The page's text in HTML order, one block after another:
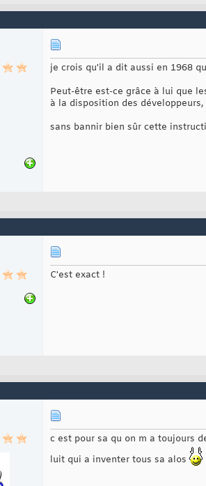
je crois qu'il a dit aussi en 1968
Peut-être est-ce grâce à lui que
à la disposition des
sans bannir bien sûr cette
C'est exact !
c est pour sa qu on m a toujours
luit qui a inventer tous sa alos